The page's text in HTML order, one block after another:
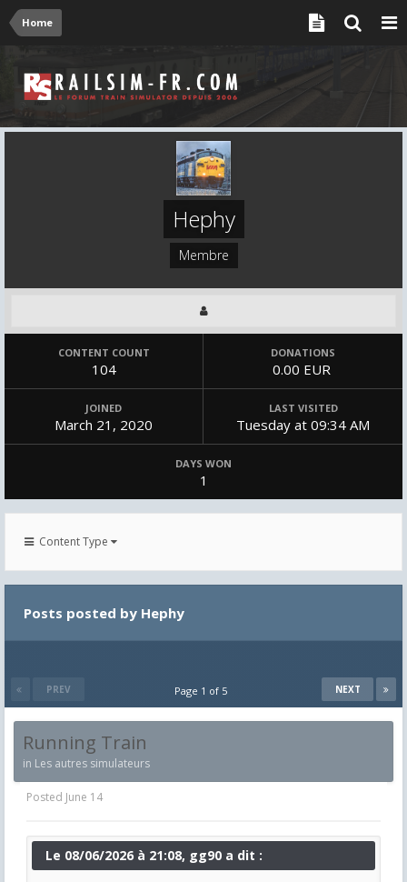
Home
Hephy
Membre
CONTENT COUNT
104
DONATIONS
0.00 EUR
JOINED
March 21, 2020
LAST VISITED
Tuesday at 09:34 AM
DAYS WON
1
Content Type
Posts posted by Hephy
PREV NEXT
Page 1 of 5
Running Train
in Les autres simulateurs
Posted June 14
Le 08/06/2026 à 21:08, gg90 a dit :